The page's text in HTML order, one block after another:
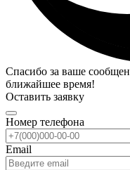
Спасибо за ваше
ближайшее время!
Оставить заявку
Номер телефона
Email